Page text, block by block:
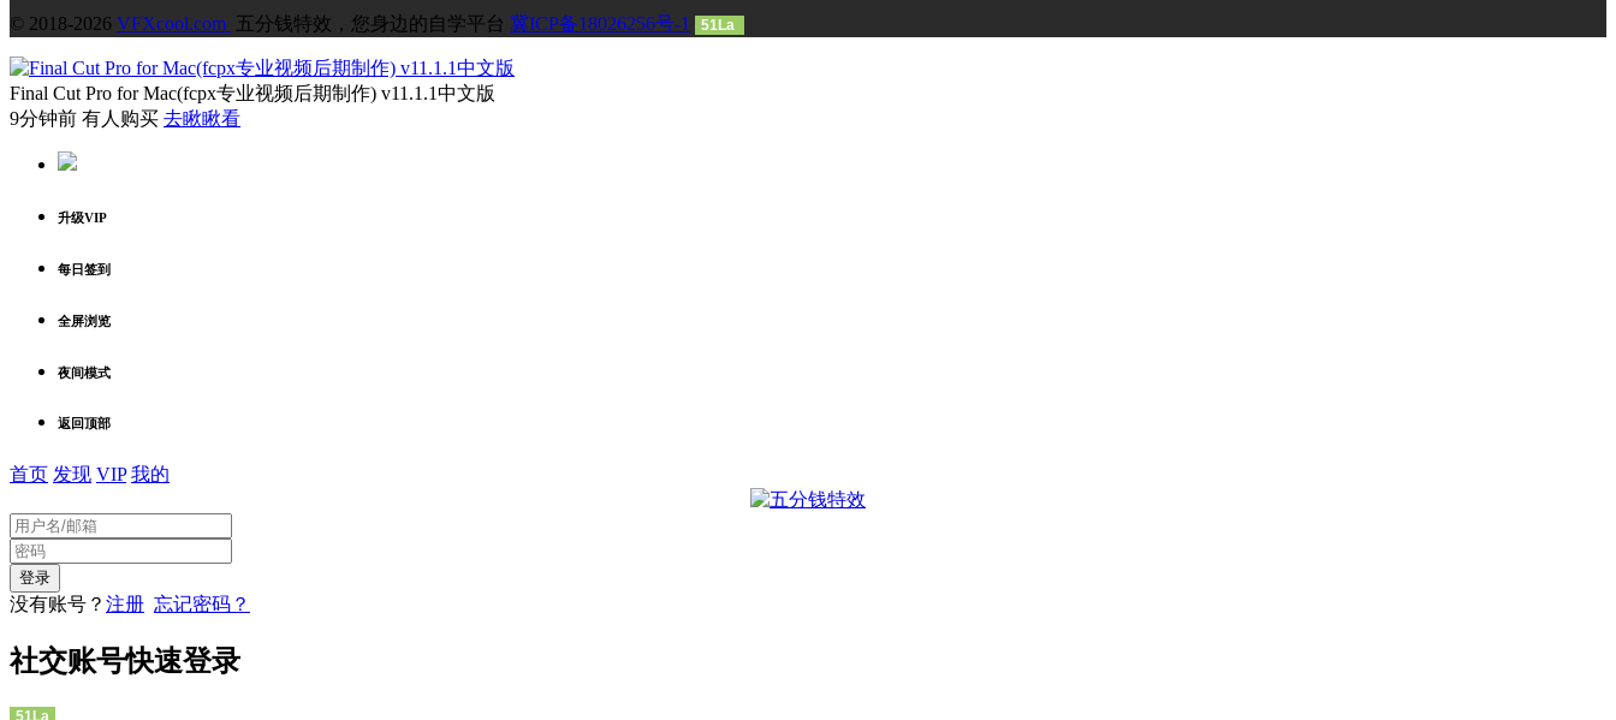
© 2018-2026 VFXcool.com 五分钱特效，您身边的自学平台 冀ICP备18026256号-1 51La
Final Cut Pro for Mac(fcpx专业视频后期制作) v11.1.1中文版
9分钟前 有人购买 去瞅瞅看
升级VIP
每日签到
全屏浏览
夜间模式
返回顶部
首页 发现 VIP 我的
没有账号？ 注册 忘记密码？
社交账号快速登录